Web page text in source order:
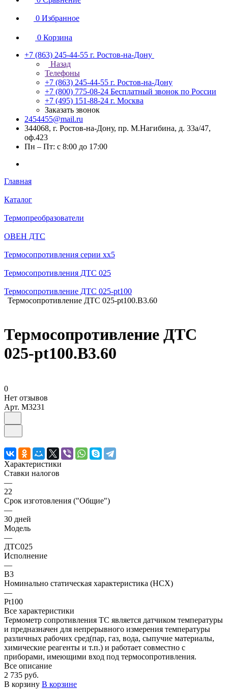
0 Избранное
0 Корзина
+7 (863) 245-44-55 г. Ростов-на-Дону
Назад
Телефоны
+7 (863) 245-44-55 г. Ростов-на-Дону
+7 (800) 775-08-24 Бесплатный звонок по России
+7 (495) 151-88-24 г. Москва
Заказать звонок
2454455@mail.ru
344068, г. Ростов-на-Дону, пр. М.Нагибина, д. 33а/47,
оф.423
Пн – Пт: с 8:00 до 17:00
Главная
Каталог
Термопреобразователи
ОВЕН ДТС
Термосопротивления серии хх5
Термосопротивления ДТС 025
Термосопротивление ДТС 025-pt100
Термосопротивление ДТС 025-pt100.В3.60
Термосопротивление ДТС
025-pt100.В3.60
0
Нет отзывов
Арт. M3231
Характеристики
Ставки налогов
—
22
Срок изготовления ("Общие")
—
30 дней
Модель
—
ДТС025
Исполнение
—
В3
Номинально статическая характеристика (НСХ)
—
Pt100
Все характеристики
Термометр сопротивления ТС является датчиком температуры
и предназначен для непрерывного измерения температуры
различных рабочих сред(пар, газ, вода, сыпучие материалы,
химические реагенты и т.п.) и работает совместно с
приборами, имеющими вход под термосопротивления.
Все описание
2 735 руб.
В корзину В корзине